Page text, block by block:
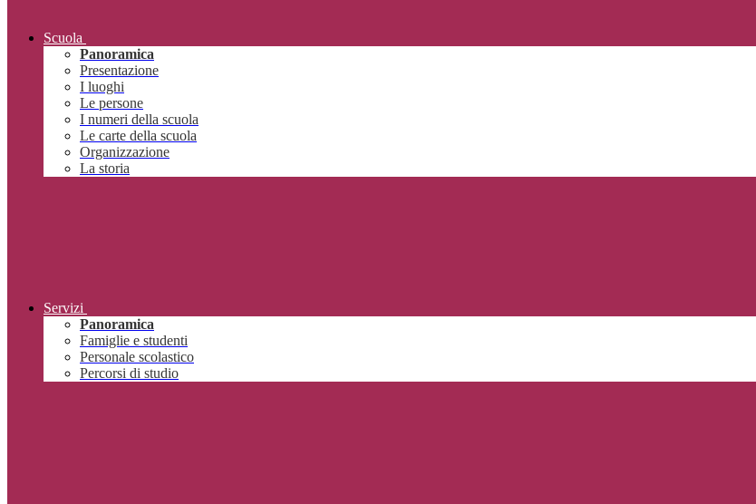
Scuola
Panoramica
Presentazione
I luoghi
Le persone
I numeri della scuola
Le carte della scuola
Organizzazione
La storia
Servizi
Panoramica
Famiglie e studenti
Personale scolastico
Percorsi di studio